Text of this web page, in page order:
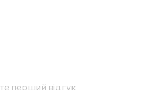
перший відгук